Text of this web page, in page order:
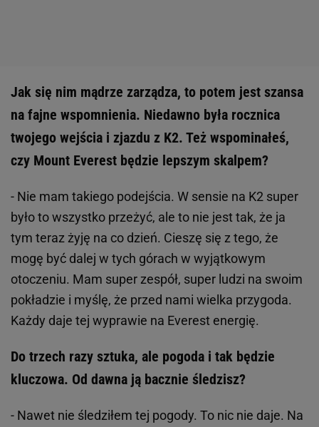
Jak się nim mądrze zarządza, to potem jest szansa
na fajne wspomnienia. Niedawno była rocznica
twojego wejścia i zjazdu z K2. Też wspominałeś,
czy Mount Everest będzie lepszym skalpem?
- Nie mam takiego podejścia. W sensie na K2 super
było to wszystko przeżyć, ale to nie jest tak, że ja
tym teraz żyję na co dzień. Cieszę się z tego, że
mogę być dalej w tych górach w wyjątkowym
otoczeniu. Mam super zespół, super ludzi na swoim
pokładzie i myślę, że przed nami wielka przygoda.
Każdy daje tej wyprawie na Everest energię.
Do trzech razy sztuka, ale pogoda i tak będzie
kluczowa. Od dawna ją bacznie śledzisz?
- Nawet nie śledziłem tej pogody. To nic nie daje. Na